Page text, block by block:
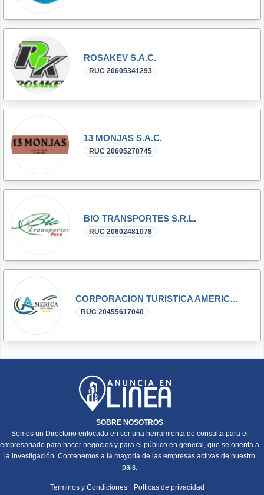
ROSAKEV S.A.C.
RUC 20605341293
13 MONJAS S.A.C.
RUC 20605278745
BIO TRANSPORTES S.R.L.
RUC 20602481078
CORPORACION TURISTICA AMERICA E.I.R.L.
RUC 20455617040
SOBRE NOSOTROS
Somos un Directorio enfocado en ser una herramienta de consulta para el
empresariado para hacer negocios y para el público en general, que se orienta a
la investigación. Contenemos a la mayoria de las empresas activas de nuestro
pais.
Terminos y Condiciones Polticas de privacidad